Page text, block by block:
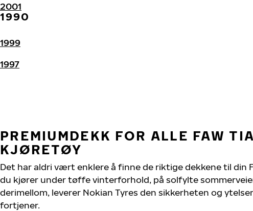
2001
1990
1999
1997
PREMIUMDEKK FOR ALLE FAW
KJØRETØY
Det har aldri vært enklere å finne de riktige dekkene til din
du kjører under tøffe vinterforhold, på solfylte
derimellom, leverer Nokian Tyres den sikkerheten og
fortjener.